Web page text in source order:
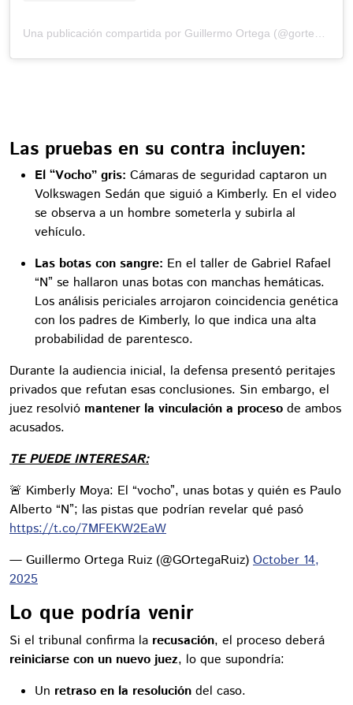
Las pruebas en su contra incluyen:
El “Vocho” gris: Cámaras de seguridad captaron un
Volkswagen Sedán que siguió a Kimberly. En el video
se observa a un hombre someterla y subirla al
vehículo.
Las botas con sangre: En el taller de Gabriel Rafael
“N” se hallaron unas botas con manchas hemáticas.
Los análisis periciales arrojaron coincidencia genética
con los padres de Kimberly, lo que indica una alta
probabilidad de parentesco.
Durante la audiencia inicial, la defensa presentó peritajes
privados que refutan esas conclusiones. Sin embargo, el
juez resolvió mantener la vinculación a proceso de ambos
acusados.
TE PUEDE INTERESAR:
🚨 Kimberly Moya: El “vocho”, unas botas y quién es Paulo
Alberto “N”; las pistas que podrían revelar qué pasó
https://t.co/7MFEKW2EaW
— Guillermo Ortega Ruiz (@GOrtegaRuiz) October 14,
2025
Lo que podría venir
Si el tribunal confirma la recusación, el proceso deberá
reiniciarse con un nuevo juez, lo que supondría:
Un retraso en la resolución del caso.